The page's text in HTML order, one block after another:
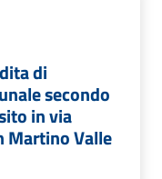
di
secondo
in via
Martino Valle